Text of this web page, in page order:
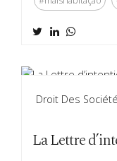
Droit Des
La Lettre